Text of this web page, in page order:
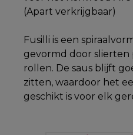
(Apart verkrijgbaar)
Fusilli is een
gevormd door slierten
rollen. De saus blijft
zitten, waardoor het
geschikt is voor elk